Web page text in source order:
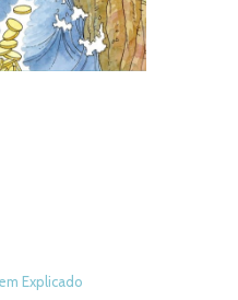
Explicado